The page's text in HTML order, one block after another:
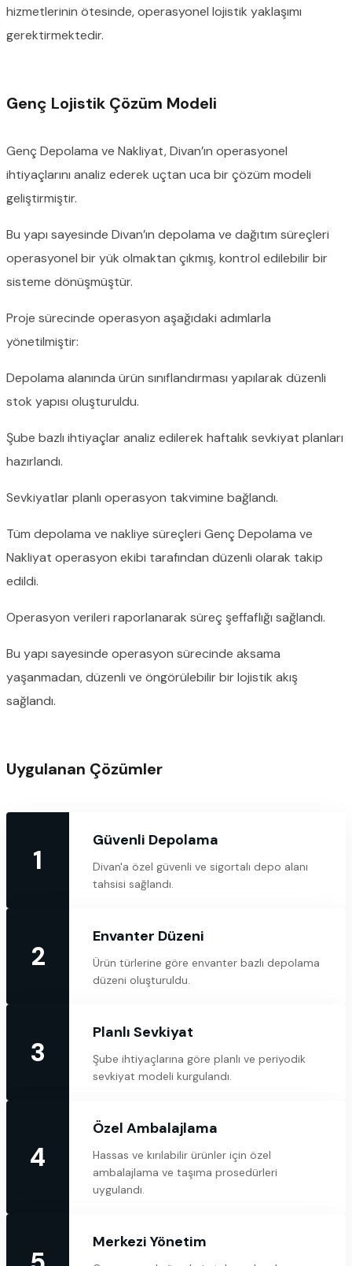
Marka
Hizmetlerimiz
hizmetlerinin ötesinde, operasyonel lojistik yaklaşımı
gerektirmektedir.
Genç Lojistik Çözüm Modeli
Genç Depolama ve Nakliyat, Divan’ın operasyonel
ihtiyaçlarını analiz ederek uçtan uca bir çözüm modeli
geliştirmiştir.
Bu yapı sayesinde Divan’ın depolama ve dağıtım süreçleri
operasyonel bir yük olmaktan çıkmış, kontrol edilebilir bir
sisteme dönüşmüştür.
Proje sürecinde operasyon aşağıdaki adımlarla
yönetilmiştir:
Depolama alanında ürün sınıflandırması yapılarak düzenli
stok yapısı oluşturuldu.
Şube bazlı ihtiyaçlar analiz edilerek haftalık sevkiyat planları
hazırlandı.
Sevkiyatlar planlı operasyon takvimine bağlandı.
Tüm depolama ve nakliye süreçleri Genç Depolama ve
Nakliyat operasyon ekibi tarafından düzenli olarak takip
edildi.
Operasyon verileri raporlanarak süreç şeffaflığı sağlandı.
Bu yapı sayesinde operasyon sürecinde aksama
yaşanmadan, düzenli ve öngörülebilir bir lojistik akış
sağlandı.
Uygulanan Çözümler
1
Güvenli Depolama
Divan'a özel güvenli ve sigortalı depo alanı
tahsisi sağlandı.
2
Envanter Düzeni
Ürün türlerine göre envanter bazlı depolama
düzeni oluşturuldu.
3
Planlı Sevkiyat
Şube ihtiyaçlarına göre planlı ve periyodik
sevkiyat modeli kurgulandı.
4
Özel Ambalajlama
Hassas ve kırılabilir ürünler için özel
ambalajlama ve taşıma prosedürleri
uygulandı.
Merkezi Yönetim